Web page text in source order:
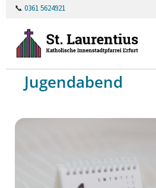
📞 0361 5624921
Jugendabend